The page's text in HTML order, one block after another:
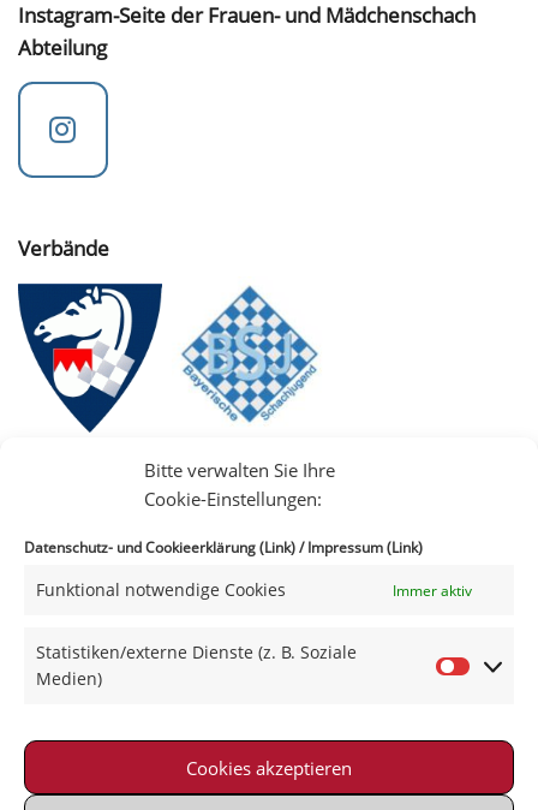
Bitte verwalten Sie Ihre
Cookie-Einstellungen:
Datenschutz- und Cookieerklärung (Link)/Impressum (Link)
Funktional notwendige Cookies Immer aktiv
Statistiken/externe Dienste (z. B. Soziale
Medien)
Cookies akzeptieren
Instagram-Seite der Frauen- und Mädchenschach
Abteilung
Verbände
|Datenschutz|Kontakt